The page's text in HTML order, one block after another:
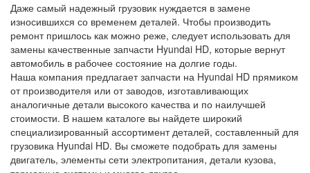
Даже самый надежный грузовик нуждается в замене
износившихся со временем деталей. Чтобы производить
ремонт пришлось как можно реже, следует использовать для
замены качественные запчасти Hyundai HD, которые вернут
автомобиль в рабочее состояние на долгие годы.
Наша компания предлагает запчасти на Hyundai HD прямиком
от производителя или от заводов, изготавливающих
аналогичные детали высокого качества и по наилучшей
стоимости. В нашем каталоге вы найдете широкий
специализированный ассортимент деталей, составленный для
грузовика Hyundai HD. Вы сможете подобрать для замены
двигатель, элементы сети электропитания, детали кузова,